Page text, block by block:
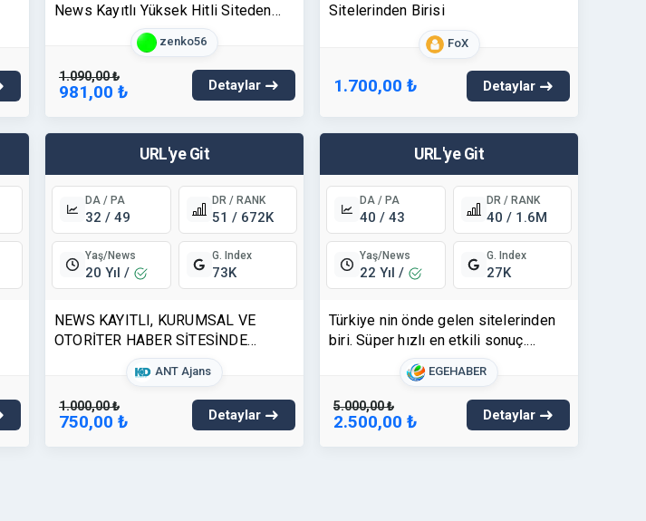
News Kayıtlı Yüksek Hitli Siteden
Tanıtım Yazısı -
https://www.hakkarihabertv.com !
zenko56
1.090,00 ₺
981,00 ₺ Detaylar
Sitelerinden Birisi
FoX
1.700,00 ₺ Detaylar
URL'ye Git
DA / PA
32 / 49
DR / RANK
51 / 672K
Yaş/News
20 Yıl /
G. Index
73K
NEWS KAYITLI, KURUMSAL VE
OTORİTER HABER SİTESİNDE
MAKALE YAYINI
ANT Ajans
1.000,00 ₺
750,00 ₺ Detaylar
URL'ye Git
DA / PA
40 / 43
DR / RANK
40 / 1.6M
Yaş/News
22 Yıl /
G. Index
27K
Türkiye nin önde gelen sitelerinden
biri. Süper hızlı en etkili sonuç.
HızlıBul a özel Fırsat!
EGEHABER
5.000,00 ₺
2.500,00 ₺ Detaylar